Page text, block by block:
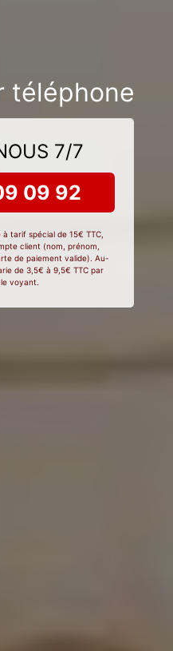
téléphone
7/7
09 92
tarif spécial de 15€ TTC,
client (nom, prénom,
de paiement valide). Au-
de 3,5€ à 9,5€ TTC par
voyant.